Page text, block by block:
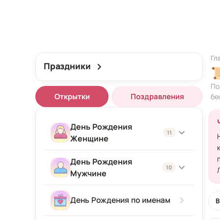
Праздники
Открытки Поздравления
День Рождения
Женщине
11
Женщине
Подруге
Девушке
День Рождения
Мужчине
10
Мужчине
День Рождения по именам